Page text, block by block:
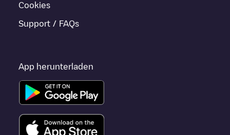
Cookies
Support / FAQs
App herunterladen